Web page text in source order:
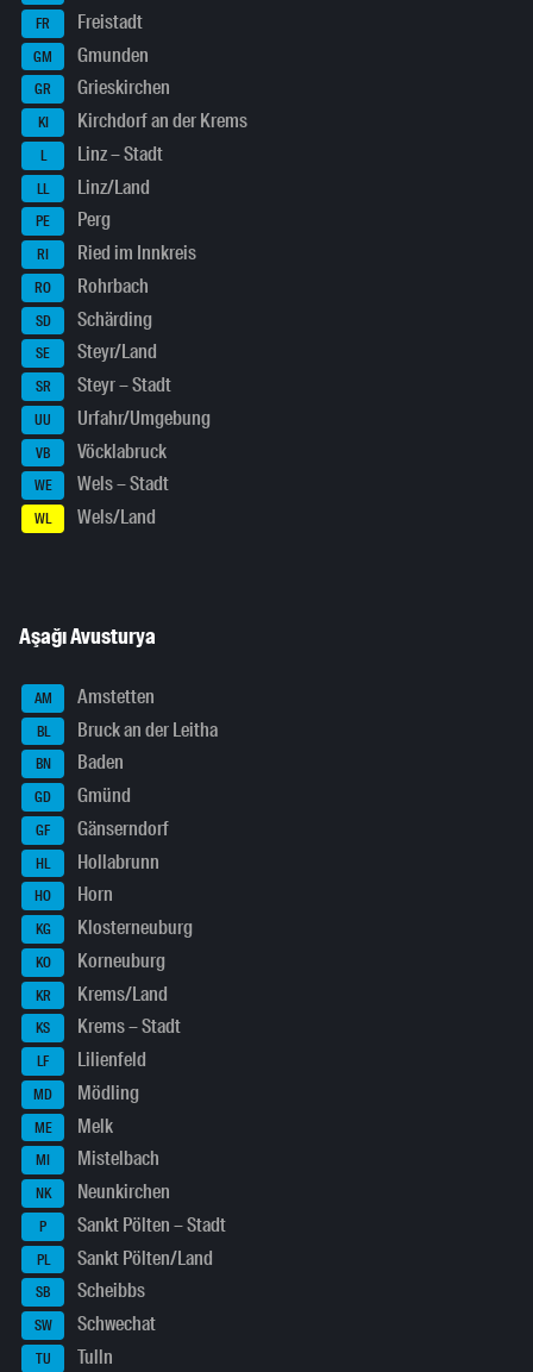
FR Freistadt
GM Gmunden
GR Grieskirchen
KI Kirchdorf an der Krems
L Linz – Stadt
LL Linz/Land
PE Perg
RI Ried im Innkreis
RO Rohrbach
SD Schärding
SE Steyr/Land
SR Steyr – Stadt
UU Urfahr/Umgebung
VB Vöcklabruck
WE Wels – Stadt
WL Wels/Land
Aşağı Avusturya
AM Amstetten
BL Bruck an der Leitha
BN Baden
GD Gmünd
GF Gänserndorf
HL Hollabrunn
HO Horn
KG Klosterneuburg
KO Korneuburg
KR Krems/Land
KS Krems – Stadt
LF Lilienfeld
MD Mödling
ME Melk
MI Mistelbach
NK Neunkirchen
P Sankt Pölten – Stadt
PL Sankt Pölten/Land
SB Scheibbs
SW Schwechat
TU Tulln